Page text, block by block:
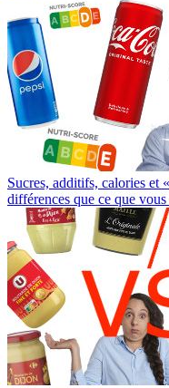
Sucres, additifs, calories et
différences que ce que